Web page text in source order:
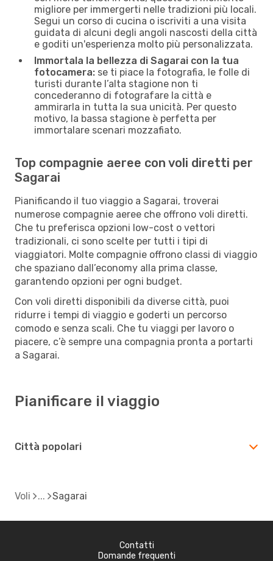
migliore per immergerti nelle tradizioni più locali.
Segui un corso di cucina o iscriviti a una visita
guidata di alcuni degli angoli nascosti della città
e goditi un'esperienza molto più personalizzata.
Immortala la bellezza di Sagarai con la tua
fotocamera: se ti piace la fotografia, le folle di
turisti durante l’alta stagione non ti
concederanno di fotografare la città e
ammirarla in tutta la sua unicità. Per questo
motivo, la bassa stagione è perfetta per
immortalare scenari mozzafiato.
Top compagnie aeree con voli diretti per
Sagarai
Pianificando il tuo viaggio a Sagarai, troverai
numerose compagnie aeree che offrono voli diretti.
Che tu preferisca opzioni low-cost o vettori
tradizionali, ci sono scelte per tutti i tipi di
viaggiatori. Molte compagnie offrono classi di viaggio
che spaziano dall’economy alla prima classe,
garantendo opzioni per ogni budget.
Con voli diretti disponibili da diverse città, puoi
ridurre i tempi di viaggio e goderti un percorso
comodo e senza scali. Che tu viaggi per lavoro o
piacere, c’è sempre una compagnia pronta a portarti
a Sagarai.
Pianificare il viaggio
Città popolari
Voli Sagarai
Contatti
Domande frequenti